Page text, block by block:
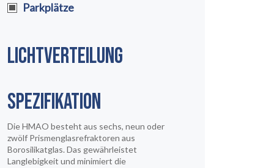
Parkplätze
LICHTVERTEILUNG
SPEZIFIKATION
Die HMAO besteht aus sechs, neun oder
zwölf Prismenglasrefraktoren aus
Borosilikatglas. Das gewährleistet
Langlebigkeit und minimiert die